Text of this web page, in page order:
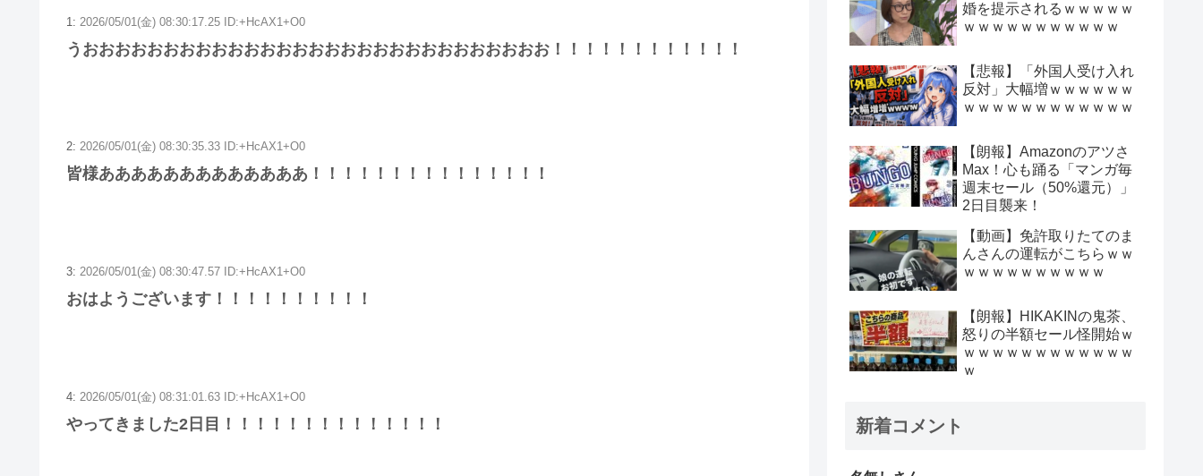
1: 2026/05/01(金) 08:30:17.25 ID:+HcAX1+O0
うおおおおおおおおおおおおおおおおおおおおおおおおおおおおお！！！！！！！！！！！！
2: 2026/05/01(金) 08:30:35.33 ID:+HcAX1+O0
皆様あああああああああああああ！！！！！！！！！！！！！！！
3: 2026/05/01(金) 08:30:47.57 ID:+HcAX1+O0
おはようございます！！！！！！！！！！
4: 2026/05/01(金) 08:31:01.63 ID:+HcAX1+O0
やってきました2日目！！！！！！！！！！！！！！
婚を提示されるｗｗｗｗｗ
ｗｗｗｗｗｗｗｗｗｗｗ
【悲報】「外国人受け入れ
反対」大幅増ｗｗｗｗｗｗ
ｗｗｗｗｗｗｗｗｗｗｗｗ
【朗報】Amazonのアツさ
Max！心も踊る「マンガ毎
週末セール（50%還元）」
2日目襲来！
【動画】免許取りたてのま
んさんの運転がこちらｗｗ
ｗｗｗｗｗｗｗｗｗｗ
【朗報】HIKAKINの鬼茶、
怒りの半額セール怪開始ｗ
ｗｗｗｗｗｗｗｗｗｗｗｗ
ｗ
新着コメント